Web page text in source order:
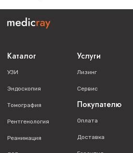
Каталог
УЗИ
Эндоскопия
Томография
Рентгенология
Реанимация
Услуги
Лизинг
Сервис
Покупателю
Оплата
Доставка